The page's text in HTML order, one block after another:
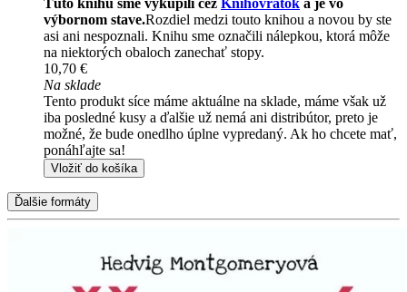
výbornom stave.Rozdiel medzi touto knihou a novou by ste
asi ani nespoznali. Knihu sme označili nálepkou, ktorá môže
na niektorých obaloch zanechať stopy.
10,70 €
Na sklade
Tento produkt síce máme aktuálne na sklade, máme však už
iba posledné kusy a ďalšie už nemá ani distribútor, preto je
možné, že bude onedlho úplne vypredaný. Ak ho chcete mať,
ponáhľajte sa!
Vložiť do košíka
Ďalšie formáty